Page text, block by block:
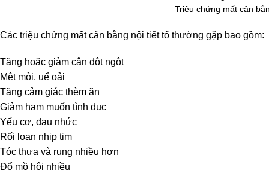
Triệu chứng mất cân
Các triệu chứng mất cân bằng nội tiết tố thường gặp bao gồm:
Tăng hoặc giảm cân đột ngột
Mệt mỏi, uể oải
Tăng cảm giác thèm ăn
Giảm ham muốn tình dục
Yếu cơ, đau nhức
Rối loạn nhịp tim
Tóc thưa và rụng nhiều hơn
Đổ mồ hôi nhiều